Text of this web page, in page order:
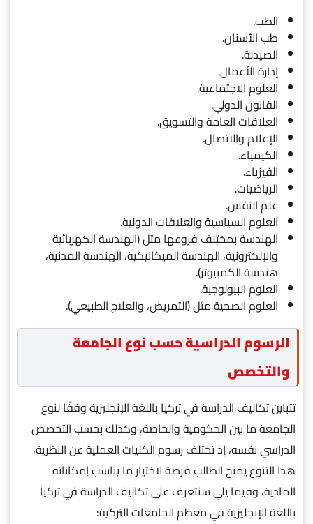
الطب.
طب الأسنان.
الصيدلة.
إدارة الأعمال.
العلوم الاجتماعية.
القانون الدولي.
العلاقات العامة والتسويق.
الإعلام والاتصال.
الكيمياء.
الفيزياء.
الرياضيات.
علم النفس.
العلوم السياسية والعلاقات الدولية.
الهندسة بمختلف فروعها مثل (الهندسة الكهربائية
والإلكترونية، الهندسة الميكانيكية، الهندسة المدنية،
هندسة الكمبيوتر).
العلوم البيولوجية.
العلوم الصحية مثل (التمريض، والعلاج الطبيعي).
الرسوم الدراسية حسب نوع الجامعة
والتخصص
تتباين تكاليف الدراسة في تركيا باللغة الإنجليزية وفقًا لنوع
الجامعة ما بين الحكومية والخاصة، وكذلك بحسب التخصص
الدراسي نفسه، إذ تختلف رسوم الكليات العملية عن النظرية،
هذا التنوع يمنح الطالب فرصة لاختيار ما يناسب إمكاناته
المادية، وفيما يلي سنتعرف على تكاليف الدراسة في تركيا
باللغة الإنجليزية في معظم الجامعات التركية: